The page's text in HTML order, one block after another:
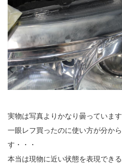
実物は写真よりかなり曇っています
一眼レフ買ったのに使い方が分か
す・・・
本当は現物に近い状態を表現でき